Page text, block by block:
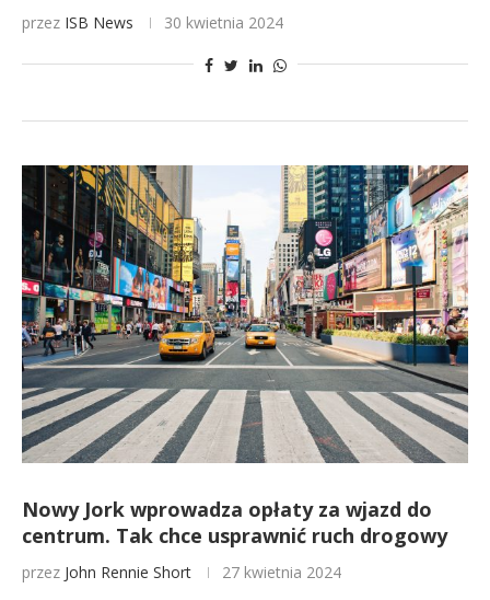
przez ISB News 30 kwietnia 2024
Nowy Jork wprowadza opłaty za wjazd do
centrum. Tak chce usprawnić ruch drogowy
przez John Rennie Short 27 kwietnia 2024